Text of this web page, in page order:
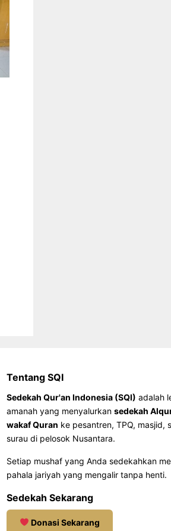
Tentang SQI
Sedekah Qur'an Indonesia (SQI) adalah
amanah yang menyalurkan sedekah
wakaf Quran ke pesantren, TPQ, masjid,
surau di pelosok Nusantara.
Setiap mushaf yang Anda sedekahkan
pahala jariyah yang mengalir tanpa henti.
Sedekah Sekarang
Donasi Sekarang